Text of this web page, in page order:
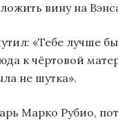
вину на
«Тебе лучше
к чёртовой
не шутка».
Марко Рубио,